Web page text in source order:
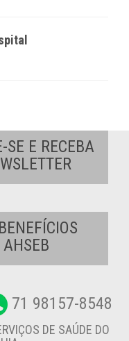
SE E RECEBA
71 98157-8548
DE SAÚDE DO